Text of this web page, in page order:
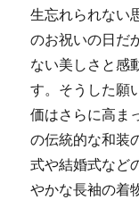
生忘れられない
のお祝いの日だ
ない美しさと感
す。そうした願
価はさらに高ま
の伝統的な和装
式や結婚式など
やかな長袖の着